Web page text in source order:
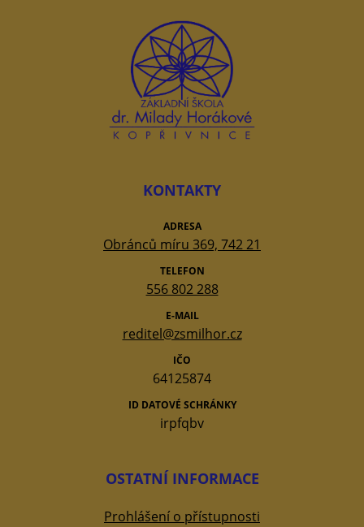
KONTAKTY
ADRESA
Obránců míru 369, 742 21
TELEFON
556 802 288
E-MAIL
reditel@zsmilhor.cz
IČO
64125874
ID DATOVÉ SCHRÁNKY
irpfqbv
OSTATNÍ INFORMACE
Prohlášení o přístupnosti